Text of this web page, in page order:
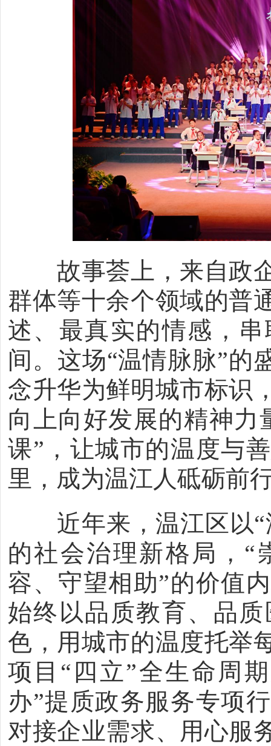
故事荟上，来自政企
群体等十余个领域的普
述、最真实的情感，
间。这场“温情脉脉”的
念升华为鲜明城市标识
向上向好发展的精神力
课”，让城市的温度与
里，成为温江人砥砺前
近年来，温江区以“
的社会治理新格局，“
容、守望相助”的价值
始终以品质教育、品
色，用城市的温度托举
项目“四立”全生命周
办”提质政务服务专项
对接企业需求、用心服